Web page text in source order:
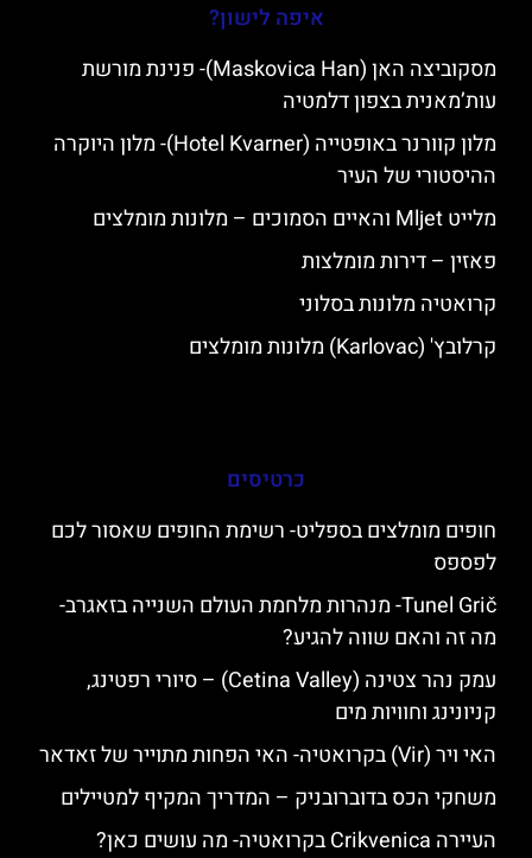
איפה לישון?
מסקוביצה האן (Maskovica Han)- פנינת מורשת
עות’מאנית בצפון דלמטיה
מלון קוורנר באופטייה (Hotel Kvarner)- מלון היוקרה
ההיסטורי של העיר
מלייט Mljet והאיים הסמוכים – מלונות מומלצים
פאזין – דירות מומלצות
קרואטיה מלונות בסלוני
קרלובץ' (Karlovac) מלונות מומלצים
כרטיסים
חופים מומלצים בספליט- רשימת החופים שאסור לכם
לפספס
Tunel Grič- מנהרות מלחמת העולם השנייה בזאגרב-
מה זה והאם שווה להגיע?
עמק נהר צטינה (Cetina Valley) – סיורי רפטינג,
קניונינג וחוויות מים
האי ויר (Vir) בקרואטיה- האי הפחות מתוייר של זאדאר
משחקי הכס בדוברובניק – המדריך המקיף למטיילים
העיירה Crikvenica בקרואטיה- מה עושים כאן?